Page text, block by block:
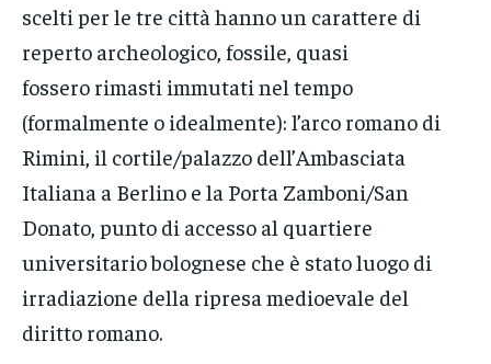
scelti per le tre città hanno un carattere di
reperto archeologico, fossile, quasi
fossero rimasti immutati nel tempo
(formalmente o idealmente): l’arco romano di
Rimini, il cortile/palazzo dell’Ambasciata
Italiana a Berlino e la Porta Zamboni/San
Donato, punto di accesso al quartiere
universitario bolognese che è stato luogo di
irradiazione della ripresa medioevale del
diritto romano.